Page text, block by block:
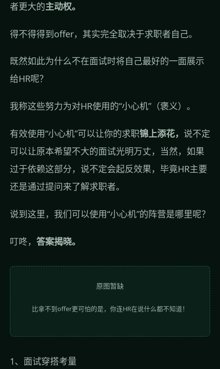
者更大的主动权。
得不得得到offer，其实完全取决于求职者自己。
既然如此为什么不在面试时将自己最好的一面展示
给HR呢？
我称这些努力为对HR使用的“小心机”（褒义）。
有效使用“小心机”可以让你的求职锦上添花， 说不定
可以让原本希望不大的面试光明万丈，当然，如果
过于依赖这部分，说不定会起反效果，毕竟HR主要
还是通过提问来了解求职者。
说到这里，我们可以使用“小心机”的阵营是哪里呢？
叮咚， 答案揭晓。
原图暂缺
比拿不到offer更可怕的是，你连HR在说什么都不知道！
1、面试穿搭考量